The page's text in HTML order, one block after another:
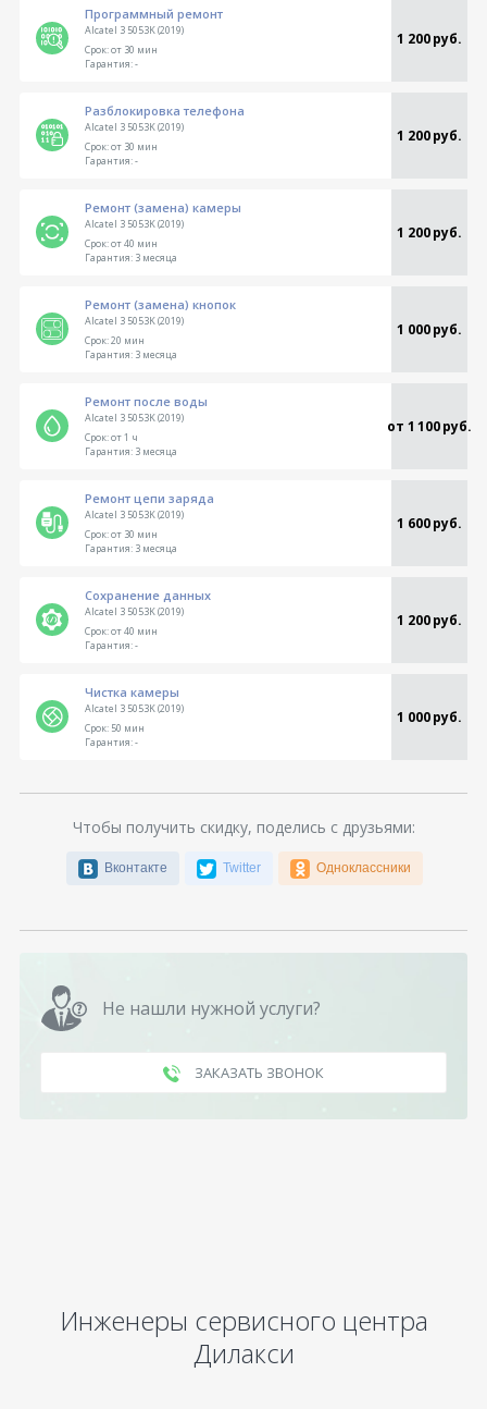
Программный ремонт
Alcatel 3 5053K (2019) 1 200 руб.
Срок:от 30 мин
Гарантия:-
Разблокировка телефона
Alcatel 3 5053K (2019) 1 200 руб.
Срок:от 30 мин
Гарантия:-
Ремонт (замена) камеры
Alcatel 3 5053K (2019) 1 200 руб.
Срок:от 40 мин
Гарантия:3 месяца
Ремонт (замена) кнопок
Alcatel 3 5053K (2019) 1 000 руб.
Срок:20 мин
Гарантия:3 месяца
Ремонт после воды
Alcatel 3 5053K (2019) от 1 100 руб.
Срок:от 1 ч
Гарантия:3 месяца
Ремонт цепи заряда
Alcatel 3 5053K (2019) 1 600 руб.
Срок:от 30 мин
Гарантия:3 месяца
Сохранение данных
Alcatel 3 5053K (2019) 1 200 руб.
Срок:от 40 мин
Гарантия:-
Чистка камеры
Alcatel 3 5053K (2019) 1 000 руб.
Срок:50 мин
Гарантия:-
Чтобы получить скидку, поделись с друзьями:
Вконтакте Twitter Одноклассники
Не нашли нужной услуги?
ЗАКАЗАТЬ ЗВОНОК
Инженеры сервисного центра
Дилакси